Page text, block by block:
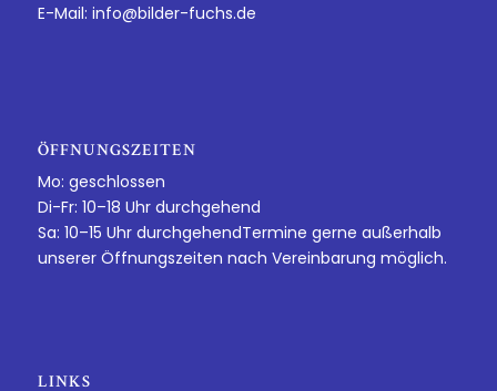
E-Mail: info@bilder-fuchs.de
ÖFFNUNGSZEITEN
Mo: geschlossen
Di-Fr: 10–18 Uhr durchgehend
Sa: 10–15 Uhr durchgehendTermine gerne außerhalb
unserer Öffnungszeiten nach Vereinbarung möglich.
LINKS